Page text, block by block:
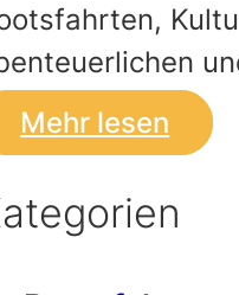
Mehr lesen